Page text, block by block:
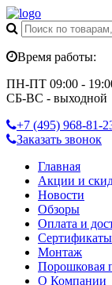
Время работы:
ПН-ПТ 09:00 -
СБ-ВС - выходной
+7 (495) 968-81-
Заказать звонок
Главная
Акции и
Новости
Обзоры
Оплата и
Сертификаты
Монтаж
Порошковая
О Компании